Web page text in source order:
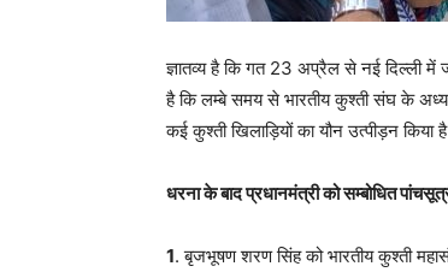
ज्ञातव्य है कि गत 23 अप्रैल से नई दिल्ली में
है कि लम्बे समय से भारतीय कुश्ती संघ के
कई कुश्ती खिलाड़ियों का यौन उत्पीड़न किया
धरना के बाद प्रधानमंत्री को सम्बोधित
1. बृजभूषण शरण सिंह को भारतीय कुश्ती